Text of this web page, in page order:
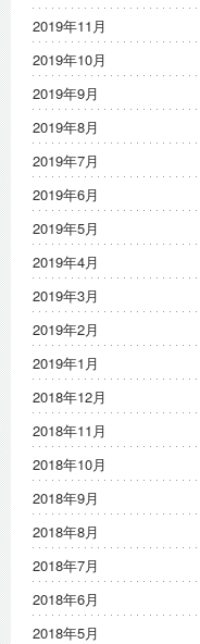
2019年11月
2019年10月
2019年9月
2019年8月
2019年7月
2019年6月
2019年5月
2019年4月
2019年3月
2019年2月
2019年1月
2018年12月
2018年11月
2018年10月
2018年9月
2018年8月
2018年7月
2018年6月
2018年5月